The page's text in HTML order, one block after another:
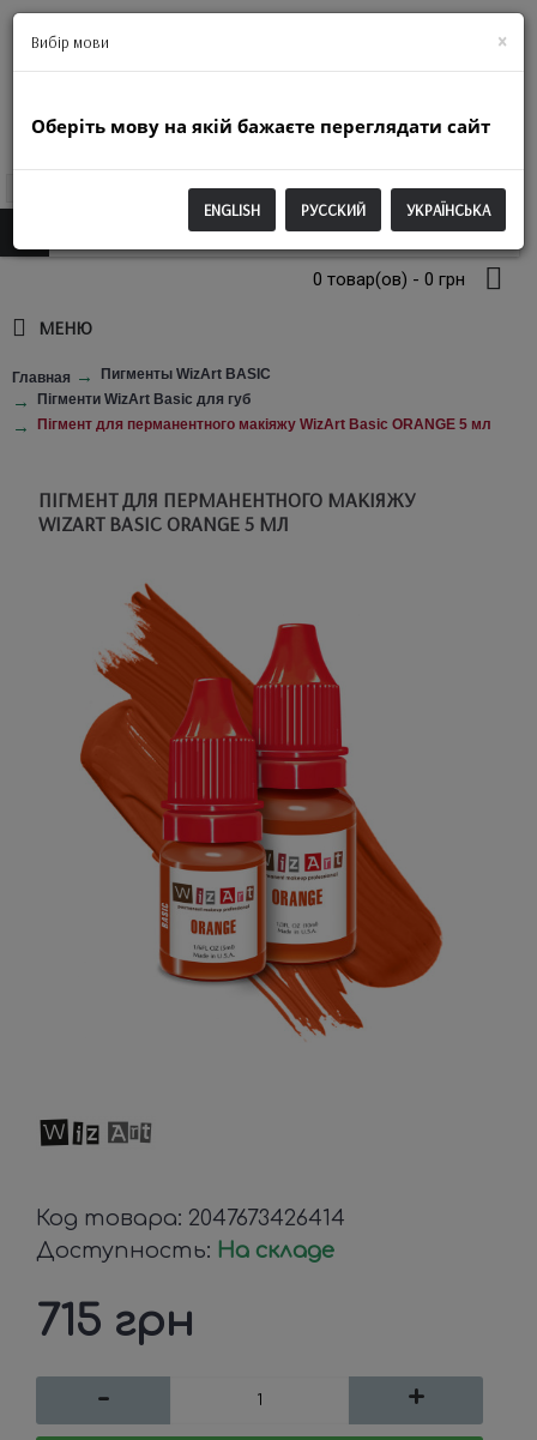
0 товар(ов) - 0 грн
МЕНЮ
Главная
Пигменты WizArt BASIC
Пігменти WizArt Basic для губ
Пігмент для перманентного макіяжу WizArt Basic ORANGE 5 мл
ПІГМЕНТ ДЛЯ ПЕРМАНЕНТНОГО МАКІЯЖУ
WIZART BASIC ORANGE 5 МЛ
Код товара: 2047673426414
Доступность: На складе
715 грн
- +
Вибір мови ×
Оберіть мову на якій бажаєте переглядати сайт
ENGLISH РУССКИЙ УКРАЇНСЬКА